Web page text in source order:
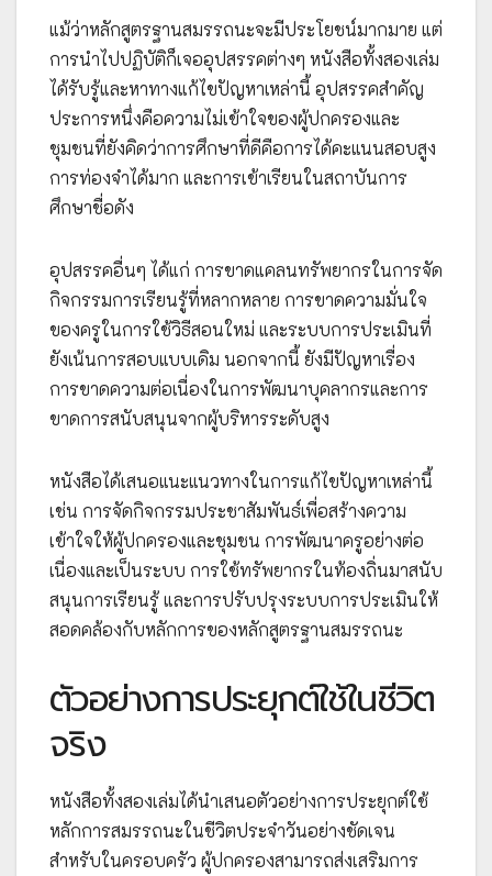
แม้ว่าหลักสูตรฐานสมรรถนะจะมีประโยชน์มากมาย แต่
การนำไปปฏิบัติก็เจออุปสรรคต่างๆ หนังสือทั้งสองเล่ม
ได้รับรู้และหาทางแก้ไขปัญหาเหล่านี้ อุปสรรคสำคัญ
ประการหนึ่งคือความไม่เข้าใจของผู้ปกครองและ
ชุมชนที่ยังคิดว่าการศึกษาที่ดีคือการได้คะแนนสอบสูง
การท่องจำได้มาก และการเข้าเรียนในสถาบันการ
ศึกษาชื่อดัง
อุปสรรคอื่นๆ ได้แก่ การขาดแคลนทรัพยากรในการจัด
กิจกรรมการเรียนรู้ที่หลากหลาย การขาดความมั่นใจ
ของครูในการใช้วิธีสอนใหม่ และระบบการประเมินที่
ยังเน้นการสอบแบบเดิม นอกจากนี้ ยังมีปัญหาเรื่อง
การขาดความต่อเนื่องในการพัฒนาบุคลากรและการ
ขาดการสนับสนุนจากผู้บริหารระดับสูง
หนังสือได้เสนอแนะแนวทางในการแก้ไขปัญหาเหล่านี้
เช่น การจัดกิจกรรมประชาสัมพันธ์เพื่อสร้างความ
เข้าใจให้ผู้ปกครองและชุมชน การพัฒนาครูอย่างต่อ
เนื่องและเป็นระบบ การใช้ทรัพยากรในท้องถิ่นมาสนับ
สนุนการเรียนรู้ และการปรับปรุงระบบการประเมินให้
สอดคล้องกับหลักการของหลักสูตรฐานสมรรถนะ
ตัวอย่างการประยุกต์ใช้ในชีวิต
จริง
หนังสือทั้งสองเล่มได้นำเสนอตัวอย่างการประยุกต์ใช้
หลักการสมรรถนะในชีวิตประจำวันอย่างชัดเจน
สำหรับในครอบครัว ผู้ปกครองสามารถส่งเสริมการ